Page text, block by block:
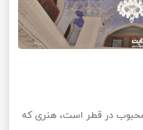
در قطر است، هنری که